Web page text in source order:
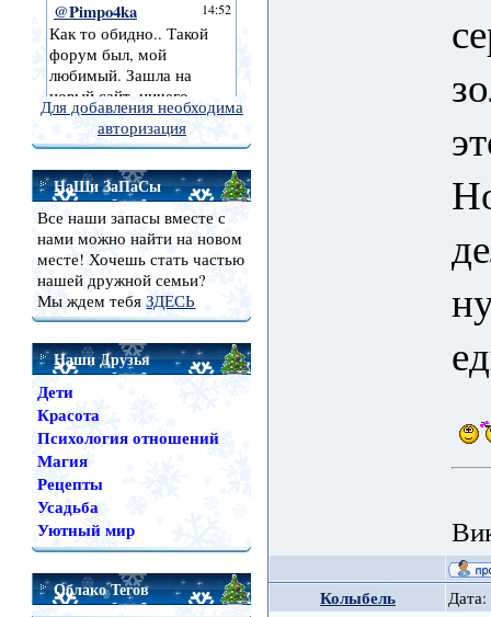
Для добавления необходима
авторизация
НаШи ЗаПаСы
Все наши запасы вместе с
нами можно найти на новом
месте! Хочешь стать частью
нашей дружной семьи?
Мы ждем тебяЗДЕСЬ
Наши Друзья
Дети
Красота
Психология отношений
Магия
Рецепты
Усадьба
Уютный мир
Облако Тегов Колыбель